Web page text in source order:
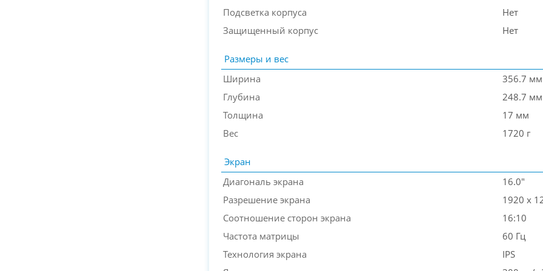
Подсветка корпуса
Нет
Защищенный корпус
Нет
Размеры и вес
Ширина
356.7 мм
Глубина
248.7 мм
Толщина
17 мм
Вес
1720 г
Экран
Диагональ экрана
16.0"
Разрешение экрана
1920 x
Соотношение сторон экрана
16:10
Частота матрицы
60 Гц
Технология экрана
IPS